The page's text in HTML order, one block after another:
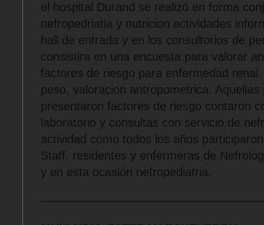
el hospital Durand se realizó en forma
nefropedriatia y nutricion actividades
hall de entrada y en los consultorios de
consistira en una encuesta para valorar
factores de riesgo para enfermedad
peso, valoracion antropometrica. Aquellas
presentaron factores de riesgo contaron
laboratorio y consultas con servicio de
actividad como todos los años
Staff, residentes y enfermeras de
y en esta ocasión nefropediatria.